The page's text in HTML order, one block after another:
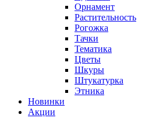
Орнамент
Растительность
Рогожка
Тачки
Тематика
Цветы
Шкуры
Штукатурка
Этника
Новинки
Акции